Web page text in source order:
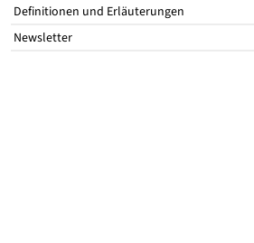
Definitionen und Erläuterungen
Newsletter